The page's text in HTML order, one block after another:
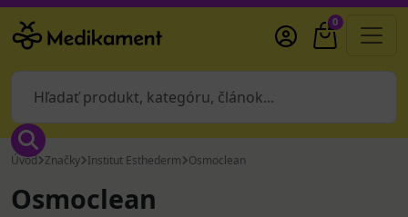
0
Úvod Značky Institut Esthederm Osmoclean
Osmoclean